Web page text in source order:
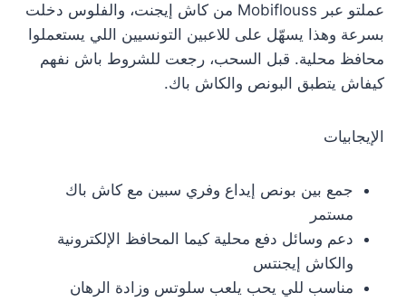
عملتو عبر Mobiflouss من كاش إيجنت، والفلوس دخلت
بسرعة وهذا يسهّل على للاعبين التونسيين اللي يستعملوا
محافظ محلية. قبل السحب، رجعت للشروط باش نفهم
كيفاش يتطبق البونص والكاش باك.
الإيجابيات
جمع بين بونص إيداع وفري سبين مع كاش باك
مستمر
دعم وسائل دفع محلية كيما المحافظ الإلكترونية
والكاش إيجنتس
مناسب للي يحب يلعب سلوتس وزادة الرهان